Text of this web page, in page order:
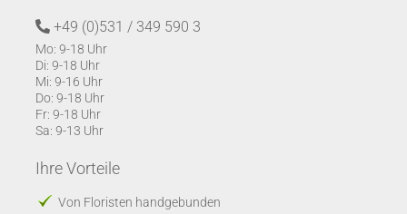
+49 (0)531 / 349 590 3
Mo: 9-18 Uhr
Di: 9-18 Uhr
Mi: 9-16 Uhr
Do: 9-18 Uhr
Fr: 9-18 Uhr
Sa: 9-13 Uhr
Ihre Vorteile
Von Floristen handgebunden